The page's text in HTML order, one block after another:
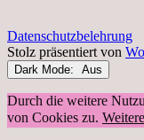
Datenschutzbelehrung
Stolz präsentiert von
Dark Mode:
Durch die weitere
von Cookies zu.